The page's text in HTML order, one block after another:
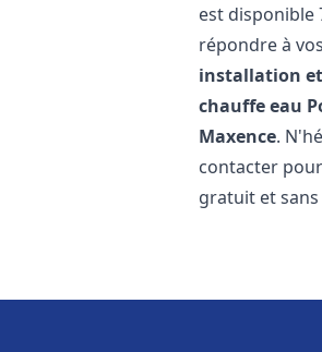
est disponible
répondre à
installation
chauffe eau
Maxence.
contacter
gratuit et sans